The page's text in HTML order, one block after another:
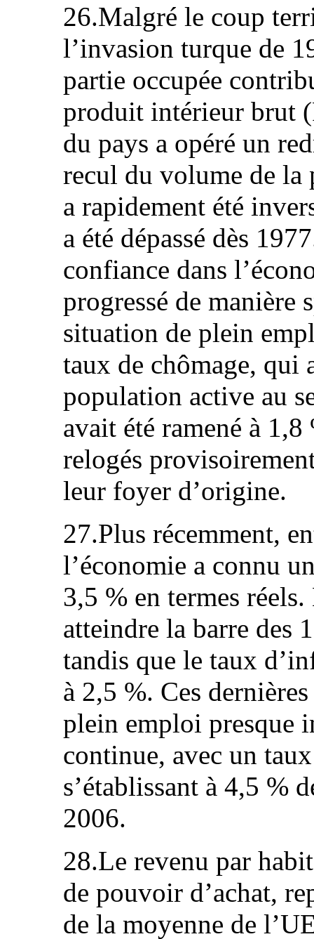
26.Malgré le coup
l’invasion turque de
partie occupée
produit intérieur brut
du pays a opéré un
recul du volume de la
a rapidement été
a été dépassé dès
confiance dans
progressé de manière
situation de plein
taux de chômage, qui
population active au
avait été ramené à
relogés
leur foyer d’origine.
27.Plus récemment,
l’économie a connu
3,5 % en termes
atteindre la barre des
tandis que le taux
à 2,5 %. Ces
plein emploi presque
continue, avec un
s’établissant à 4,5 %
2006.
28.Le revenu par
de pouvoir d’achat,
de la moyenne de